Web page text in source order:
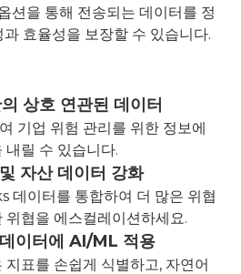
션을 통해 전송되는 데이터를 정
효율성을 보장할 수 있습니다.
상호 연관된 데이터
기업 위험 관리를 위한 정보에
내릴 수 있습니다.
자산 데이터 강화
이터를 통합하여 더 많은 위협
위협을 에스컬레이션하세요.
이터에 AI/ML 적용
지표를 손쉽게 식별하고, 자연어